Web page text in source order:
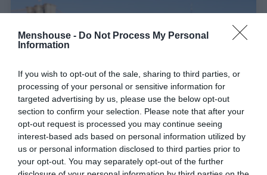
Menshouse - Do Not Process My Personal
Information
If you wish to opt-out of the sale, sharing to third parties, or
processing of your personal or sensitive information for
targeted advertising by us, please use the below opt-out
section to confirm your selection. Please note that after your
opt-out request is processed you may continue seeing
interest-based ads based on personal information utilized by
us or personal information disclosed to third parties prior to
your opt-out. You may separately opt-out of the further
Το πιο ισχυρό αουτσάιντερ του Μουντιάλ:Κι
όμως, μπορεί να το πάει μέχρι τέλους…